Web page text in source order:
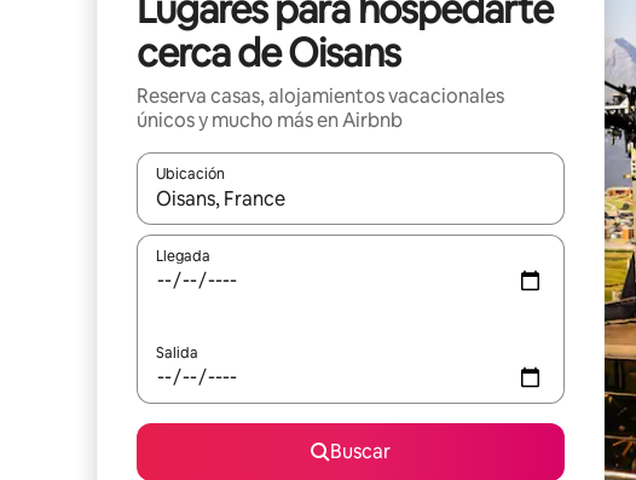
cerca de Oisans
Reserva casas, alojamientos vacacionales
únicos y mucho más en Airbnb
Ubicación
Cuando los resultados estén disponibles, podrás navegar
Llegada
Salida
Buscar